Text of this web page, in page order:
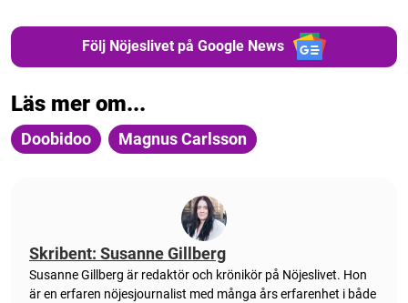
Följ Nöjeslivet på Google News
Läs mer om...
Doobidoo Magnus Carlsson
Skribent: Susanne Gillberg
Susanne Gillberg är redaktör och krönikör på Nöjeslivet. Hon
är en erfaren nöjesjournalist med många års erfarenhet i både